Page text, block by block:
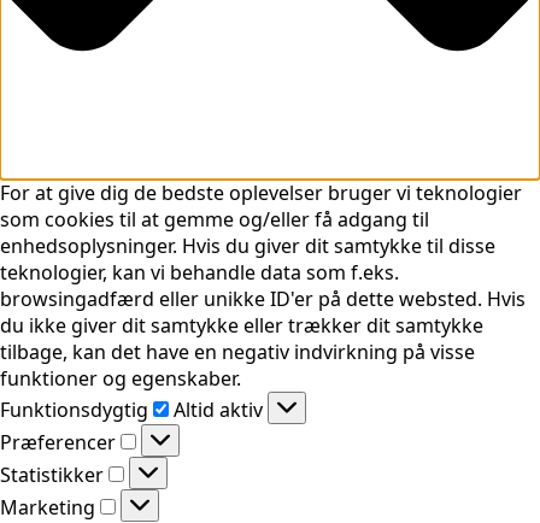
For at give dig de bedste oplevelser bruger vi teknologier
som cookies til at gemme og/eller få adgang til
enhedsoplysninger. Hvis du giver dit samtykke til disse
teknologier, kan vi behandle data som f.eks.
browsingadfærd eller unikke ID'er på dette websted. Hvis
du ikke giver dit samtykke eller trækker dit samtykke
tilbage, kan det have en negativ indvirkning på visse
funktioner og egenskaber.
Funktionsdygtig
Funktionsdygtig
Altid aktiv
Præferencer
Præferencer
Statistikker
Statistikker
Marketing
Marketing